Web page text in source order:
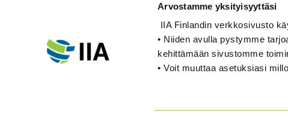
Arvostamme yksityisyyttäsi
IIA Finlandin verkkosivusto
• Niiden avulla pystymme
kehittämään sivustomme
• Voit muuttaa asetuksiasi
Oy Inreviso Ab
Energiakuja 3
FI 00180 Helsinki
Tel. +358 (0)50 505 6669